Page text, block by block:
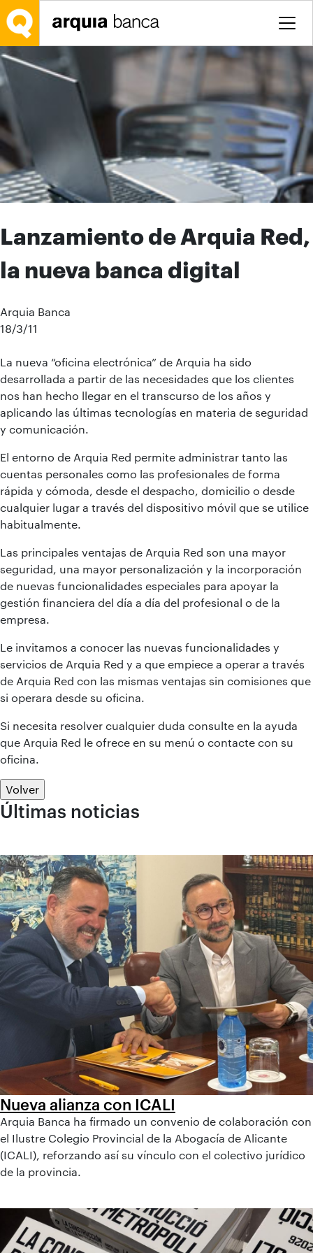
Saltar al contenido principal
Lanzamiento de Arquia Red,
la nueva banca digital
Arquia Banca
18/3/11
La nueva “oficina electrónica” de Arquia ha sido
desarrollada a partir de las necesidades que los clientes
nos han hecho llegar en el transcurso de los años y
aplicando las últimas tecnologías en materia de seguridad
y comunicación.
El entorno de Arquia Red permite administrar tanto las
cuentas personales como las profesionales de forma
rápida y cómoda, desde el despacho, domicilio o desde
cualquier lugar a través del dispositivo móvil que se utilice
habitualmente.
Las principales ventajas de Arquia Red son una mayor
seguridad, una mayor personalización y la incorporación
de nuevas funcionalidades especiales para apoyar la
gestión financiera del día a día del profesional o de la
empresa.
Le invitamos a conocer las nuevas funcionalidades y
servicios de Arquia Red y a que empiece a operar a través
de Arquia Red con las mismas ventajas sin comisiones que
si operara desde su oficina.
Si necesita resolver cualquier duda consulte en la ayuda
que Arquia Red le ofrece en su menú o contacte con su
oficina.
Volver
Últimas noticias
Nueva alianza con ICALI
Arquia Banca ha firmado un convenio de colaboración con
el Ilustre Colegio Provincial de la Abogacía de Alicante
(ICALI), reforzando así su vínculo con el colectivo jurídico
de la provincia.